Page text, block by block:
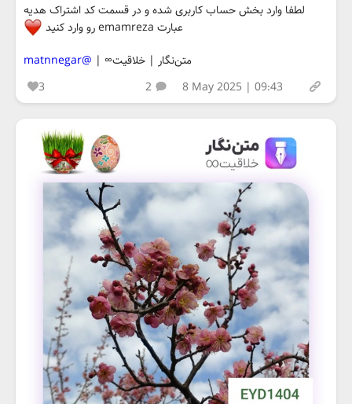
لطفا وارد بخش حساب کاربری شده و در قسمت کد اشتراک هدیه
عبارت emamreza رو وارد کنید
متن‌نگار | خلاقیت∞ | @matnnegar
3
2 8 May 2025 | 09:43